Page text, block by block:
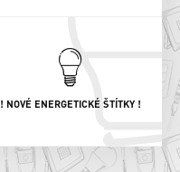
! NOVÉ ENERGETICKÉ ŠTÍTKY !